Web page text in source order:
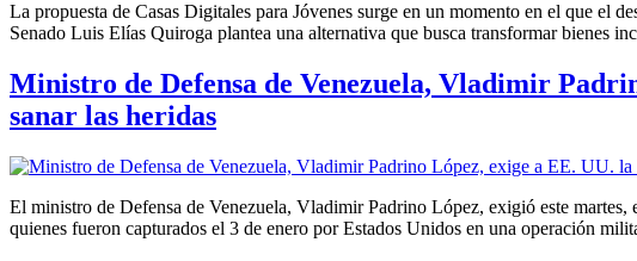
La propuesta de Casas Digitales para Jóvenes surge en un momento en el que el
Senado Luis Elías Quiroga plantea una alternativa que busca transformar bienes
Ministro de Defensa de Venezuela, Vladimir
sanar las heridas
El ministro de Defensa de Venezuela, Vladimir Padrino López, exigió este
quienes fueron capturados el 3 de enero por Estados Unidos en una operación